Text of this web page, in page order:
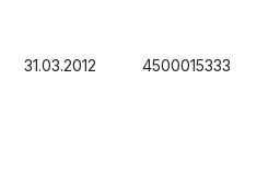
31.03.2012 4500015333